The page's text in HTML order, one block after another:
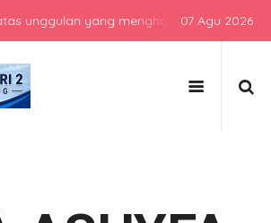
unggulan yang menghasilkan lulusan
07 Agu 2026